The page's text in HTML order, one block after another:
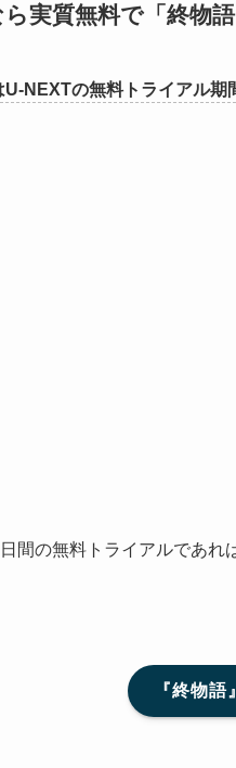
実質無料で「終物語
U-NEXTの無料トライアル
間の無料トライアルであれ
『終物